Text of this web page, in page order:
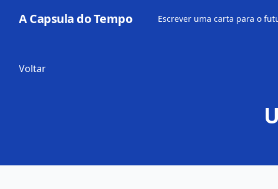
A Capsula do Tempo Escrever uma carta para o
Voltar